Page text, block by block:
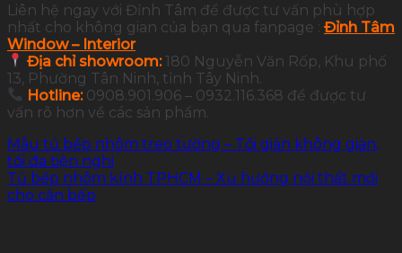
Liên hệ ngay với Đỉnh Tâm để được tư vấn phù hợp
nhất cho không gian của bạn qua fanpage : Đỉnh Tâm
Window – Interior
Địa chỉ showroom:180 Nguyễn Văn Rốp, Khu phố
13, Phường Tân Ninh, tỉnh Tây Ninh.
Hotline: 0908.901.906 – 0932.116.368 để được tư
vấn rõ hơn về các sản phẩm.
Mẫu tủ bếp nhôm treo tường – Tối giản không gian,
tối đa tiện nghi
Tủ bếp nhôm kính TPHCM – Xu hướng nội thất mới
cho căn bếp